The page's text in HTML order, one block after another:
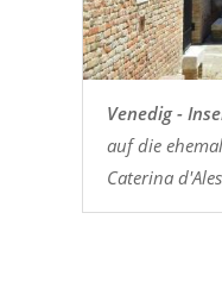
Venedig -
auf die
Caterina